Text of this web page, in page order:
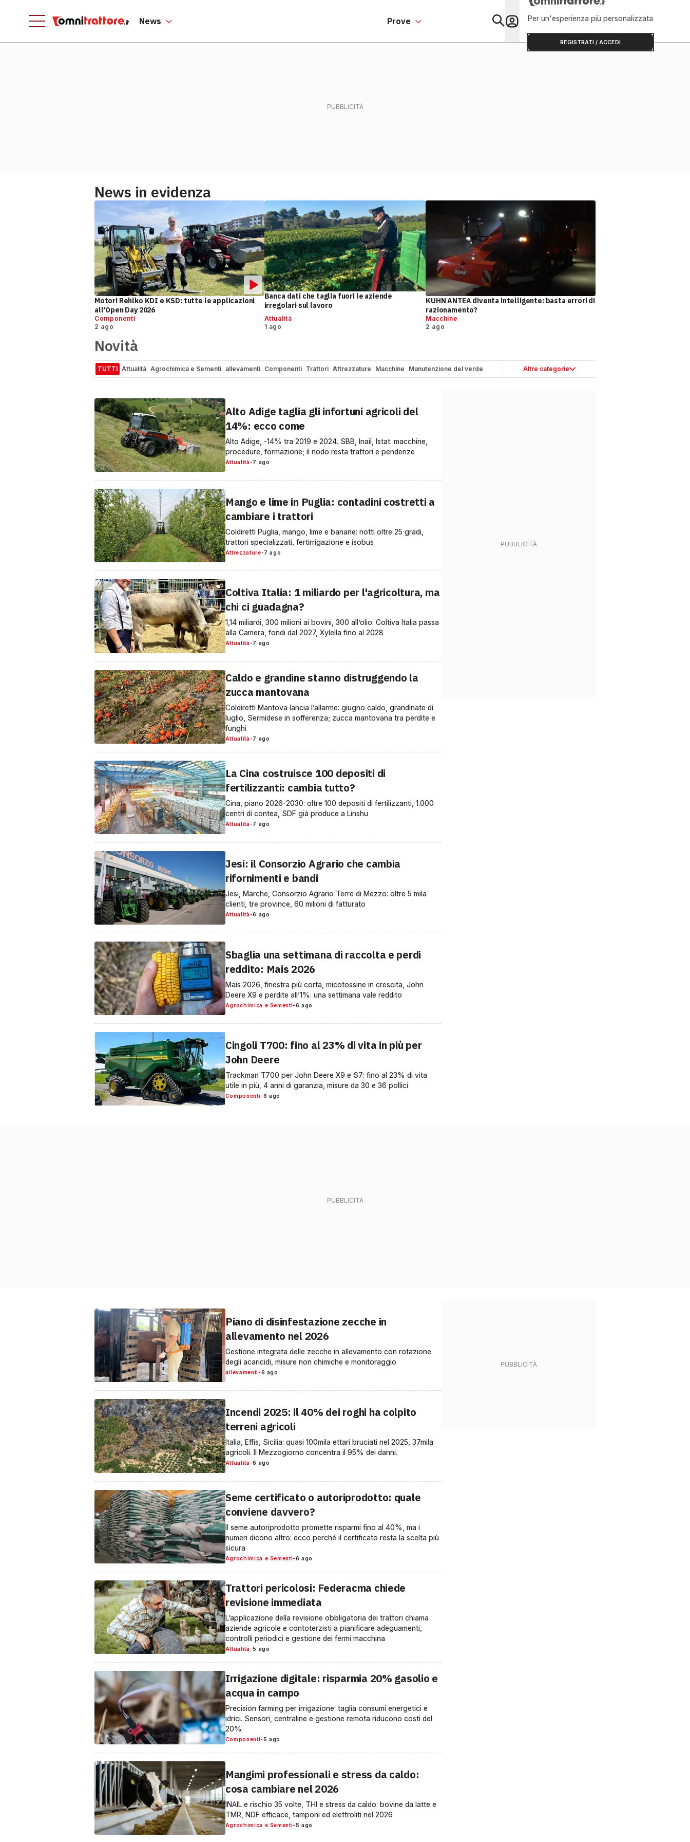
News Prove Primo Piano
Per un'esperienza più personalizzata
REGISTRATI / ACCEDI
News in evidenza
Motori Rehlko KDI e KSD: tutte le applicazioni
all'Open Day 2026
Componenti
2 ago
Banca dati che taglia fuori le aziende
irregolari sul lavoro
Attualità
1 ago
KUHN ANTEA diventa intelligente: basta errori di
razionamento?
Macchine
2 ago
Novità
Altre categorie
TUTTI Attualità Agrochimica e Sementi allevamenti Componenti Trattori Attrezzature Macchine
Manutenzione del verde
Alto Adige taglia gli infortuni agricoli del
14%: ecco come
Alto Adige, -14% tra 2019 e 2024. SBB, Inail, Istat: macchine,
procedure, formazione; il nodo resta trattori e pendenze
Attualità -7 ago
Mango e lime in Puglia: contadini costretti a
cambiare i trattori
Coldiretti Puglia, mango, lime e banane: notti oltre 25 gradi,
trattori specializzati, fertirrigazione e isobus
Attrezzature-7 ago
Coltiva Italia: 1 miliardo per l'agricoltura, ma
chi ci guadagna?
1,14 miliardi, 300 milioni ai bovini, 300 all’olio: Coltiva Italia passa
alla Camera, fondi dal 2027, Xylella fino al 2028
Attualità -7 ago
Caldo e grandine stanno distruggendo la
zucca mantovana
Coldiretti Mantova lancia l’allarme: giugno caldo, grandinate di
luglio, Sermidese in sofferenza; zucca mantovana tra perdite e
funghi
Attualità -7 ago
La Cina costruisce 100 depositi di
fertilizzanti: cambia tutto?
Cina, piano 2026-2030: oltre 100 depositi di fertilizzanti, 1.000
centri di contea, SDF già produce a Linshu
Attualità -7 ago
Jesi: il Consorzio Agrario che cambia
rifornimenti e bandi
Jesi, Marche, Consorzio Agrario Terre di Mezzo: oltre 5 mila
clienti, tre province, 60 milioni di fatturato
Attualità -6 ago
Sbaglia una settimana di raccolta e perdi
reddito: Mais 2026
Mais 2026, finestra più corta, micotossine in crescita, John
Deere X9 e perdite all’1%: una settimana vale reddito
Agrochimica e Sementi-6 ago
Cingoli T700: fino al 23% di vita in più per
John Deere
Trackman T700 per John Deere X9 e S7: fino al 23% di vita
utile in più, 4 anni di garanzia, misure da 30 e 36 pollici
Componenti-6 ago
Piano di disinfestazione zecche in
allevamento nel 2026
Gestione integrata delle zecche in allevamento con rotazione
degli acaricidi, misure non chimiche e monitoraggio
allevamenti -6 ago
Incendi 2025: il 40% dei roghi ha colpito
terreni agricoli
Italia, Effis, Sicilia: quasi 100mila ettari bruciati nel 2025, 37mila
agricoli. Il Mezzogiorno concentra il 95% dei danni.
Attualità -6 ago
Seme certificato o autoriprodotto: quale
conviene davvero?
Il seme autoriprodotto promette risparmi fino al 40%, ma i
numeri dicono altro: ecco perché il certificato resta la scelta più
sicura
Agrochimica e Sementi-6 ago
Trattori pericolosi: Federacma chiede
revisione immediata
L’applicazione della revisione obbligatoria dei trattori chiama
aziende agricole e contoterzisti a pianificare adeguamenti,
controlli periodici e gestione dei fermi macchina
Attualità -5 ago
Irrigazione digitale: risparmia 20% gasolio e
acqua in campo
Precision farming per irrigazione: taglia consumi energetici e
idrici. Sensori, centraline e gestione remota riducono costi del
20%
Componenti-5 ago
Mangimi professionali e stress da caldo:
cosa cambiare nel 2026
INAIL e rischio 35 volte, THI e stress da caldo: bovine da latte e
TMR, NDF efficace, tamponi ed elettroliti nel 2026
Agrochimica e Sementi-5 ago